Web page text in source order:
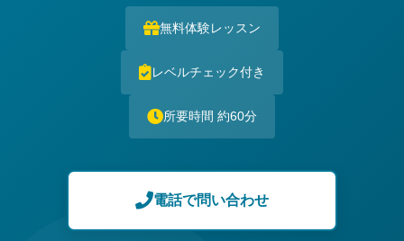
無料体験レッスン
レベルチェック付き
所要時間 約60分
電話で問い合わせ